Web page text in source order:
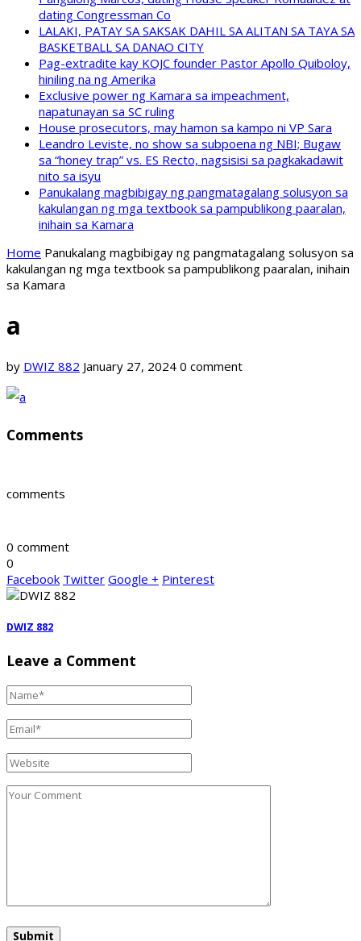
dating Congressman Co
LALAKI, PATAY SA SAKSAK DAHIL SA ALITAN SA TAYA SA
BASKETBALL SA DANAO CITY
Pag-extradite kay KOJC founder Pastor Apollo Quiboloy,
hiniling na ng Amerika
Exclusive power ng Kamara sa impeachment,
napatunayan sa SC ruling
House prosecutors, may hamon sa kampo ni VP Sara
Leandro Leviste, no show sa subpoena ng NBI; Bugaw
sa “honey trap” vs. ES Recto, nagsisisi sa pagkakadawit
nito sa isyu
Panukalang magbibigay ng pangmatagalang solusyon sa
kakulangan ng mga textbook sa pampublikong paaralan,
inihain sa Kamara
Home Panukalang magbibigay ng pangmatagalang solusyon sa
kakulangan ng mga textbook sa pampublikong paaralan, inihain
sa Kamara
a
by DWIZ 882 January 27, 2024 0 comment
Comments
comments
0 comment
0
Facebook Twitter Google + Pinterest
DWIZ 882
Leave a Comment